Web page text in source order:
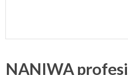
NANIWA